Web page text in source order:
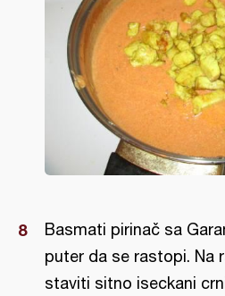
Basmati pirinač sa
puter da se rastopi. Na
staviti sitno iseckani